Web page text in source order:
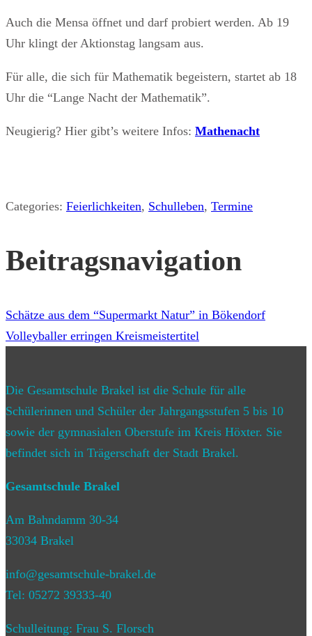
Auch die Mensa öffnet und darf probiert werden. Ab 19
Uhr klingt der Aktionstag langsam aus.
Für alle, die sich für Mathematik begeistern, startet ab 18
Uhr die “Lange Nacht der Mathematik”.
Neugierig? Hier gibt’s weitere Infos: Mathenacht
Categories: Feierlichkeiten, Schulleben, Termine
Beitragsnavigation
Schätze aus dem “Supermarkt Natur” in Bökendorf
Volleyballer erringen Kreismeistertitel
Die Gesamtschule Brakel ist die Schule für alle
Schülerinnen und Schüler der Jahrgangsstufen 5 bis 10
sowie der gymnasialen Oberstufe im Kreis Höxter. Sie
befindet sich in Trägerschaft der Stadt Brakel.
Gesamtschule Brakel
Am Bahndamm 30-34
33034 Brakel
info@gesamtschule-brakel.de
Tel: 05272 39333-40
Schulleitung: Frau S. Florsch